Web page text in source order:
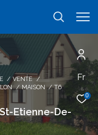
Fr
0
VENTE
MAISON T6
Etienne-De-
à vos